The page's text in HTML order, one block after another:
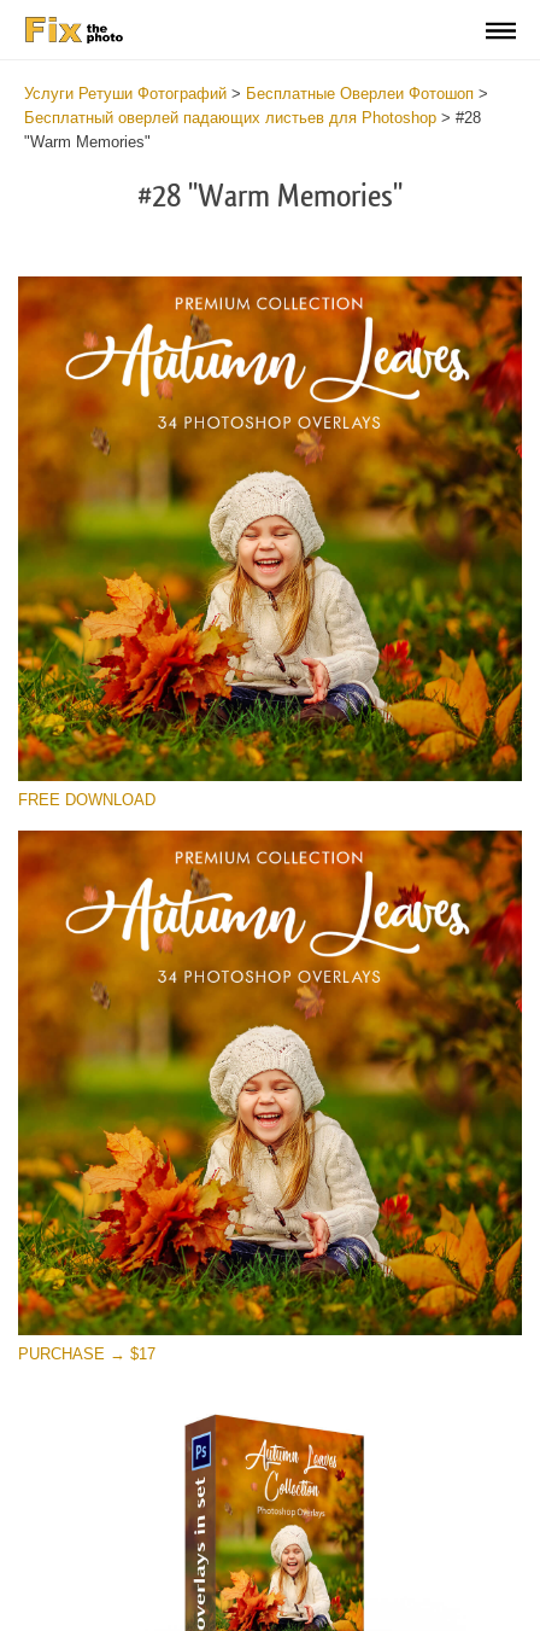
Услуги Ретуши Фотографий > Бесплатные Оверлеи Фотошоп >
Бесплатный оверлей падающих листьев для Photoshop > #28
"Warm Memories"
#28 "Warm Memories"
Выберите Вариант
Free Photoshop Overlay #28
Small 800*533px
Autumn Leaves
(34 Overlays)
4 Seasons (411 Overlays)
Large 6000*4000px
Entire Collection
(1783 Overlays)
Large 6000*4000px
Скачать Бесплатно
FREE DOWNLOAD
PURCHASE → $17